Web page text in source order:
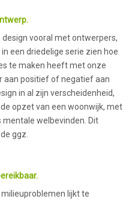
vooral met ontwerpers,
een driedelige serie zien hoe
te maken heeft met onze
aan positief of negatief aan
in al zijn verscheidenheid,
opzet van een woonwijk, met
welbevinden. Dit
ggz.
lijkt te